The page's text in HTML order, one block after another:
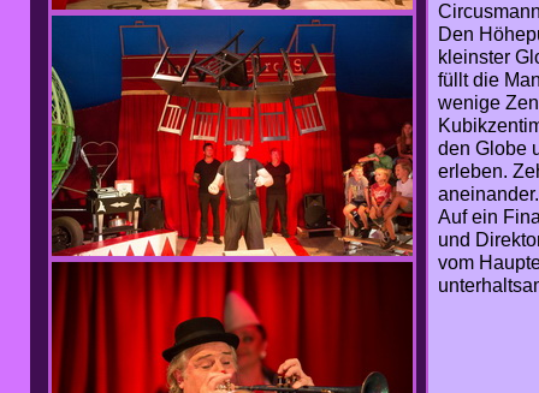
Den
kleinster
füllt die
wenige
den Globe
erleben.
aneinander.
Auf ein
und
vom